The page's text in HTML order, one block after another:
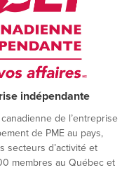
indépendante
de l’entreprise
de PME au pays,
secteurs d’activité et
membres au Québec et